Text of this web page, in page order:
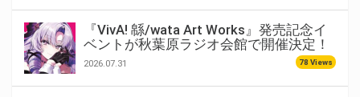
『VivA! 緜/wata Art Works』発売記念イ
ベントが秋葉原ラジオ会館で開催決定！
2026.07.31 78 Views